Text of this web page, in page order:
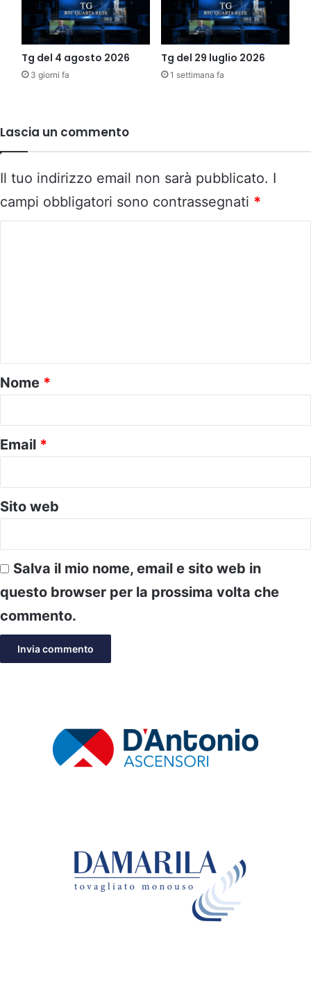
Tg del 4 agosto 2026
3 giorni fa
Tg del 29 luglio 2026
1 settimana fa
Lascia un commento
Il tuo indirizzo email non sarà pubblicato. I
campi obbligatori sono contrassegnati *
o
*
Nome *
Email *
Sito web
Salva il mio nome, email e sito web in
questo browser per la prossima volta che
commento.